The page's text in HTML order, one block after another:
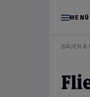
MENÜ
BAUEN &